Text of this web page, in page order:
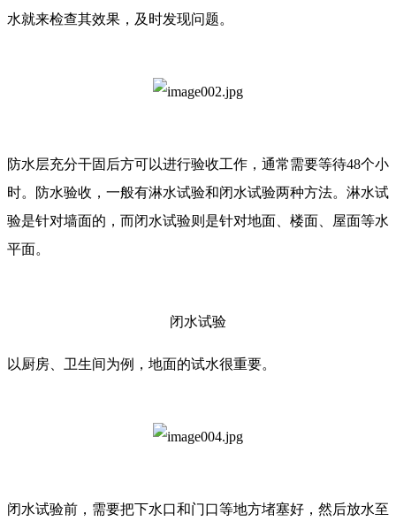
水就来检查其效果，及时发现问题。
防水层充分干固后方可以进行验收工作，通常需要等待48个小
时。防水验收，一般有淋水试验和闭水试验两种方法。淋水试
验是针对墙面的，而闭水试验则是针对地面、楼面、屋面等水
平面。
闭水试验
以厨房、卫生间为例，地面的试水很重要。
闭水试验前，需要把下水口和门口等地方堵塞好，然后放水至